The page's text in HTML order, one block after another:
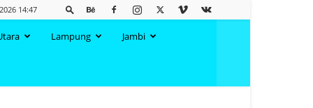
14:47
Lampung Jambi